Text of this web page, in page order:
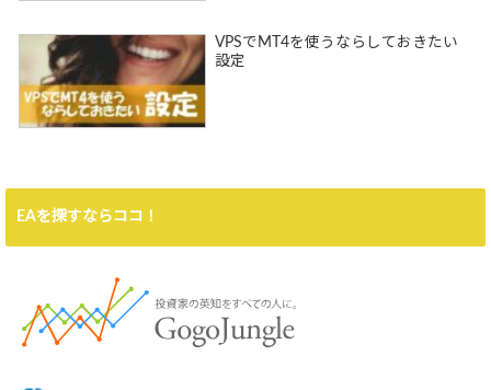
VPSでMT4を使うならしておきたい
設定
EAを探すならココ！